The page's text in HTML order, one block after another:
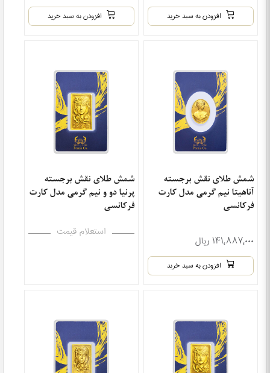
افزودن به سبد خرید افزودن به سبد خرید
شمش طلای نقش برجسته
آناهیتا نیم گرمی مدل کارت
فرکانسی
۱۴۱٬۸۸۷٬۰۰۰ ریال
افزودن به سبد خرید
شمش طلای نقش برجسته
پرنیا دو و نیم گرمی مدل کارت
فرکانسی
استعلام قیمت